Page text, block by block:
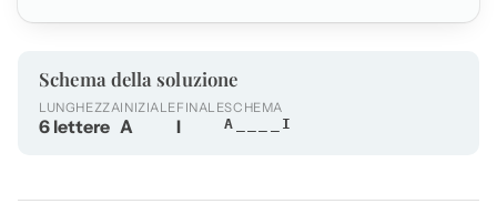
Schema della soluzione
LUNGHEZZA
6 lettere
INIZIALE
A
FINALE
I
SCHEMA
A____I